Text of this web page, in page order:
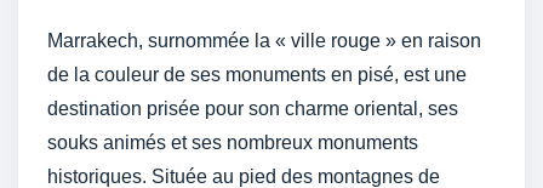
Marrakech, surnommée la « ville rouge » en raison
de la couleur de ses monuments en pisé, est une
destination prisée pour son charme oriental, ses
souks animés et ses nombreux monuments
historiques. Située au pied des montagnes de